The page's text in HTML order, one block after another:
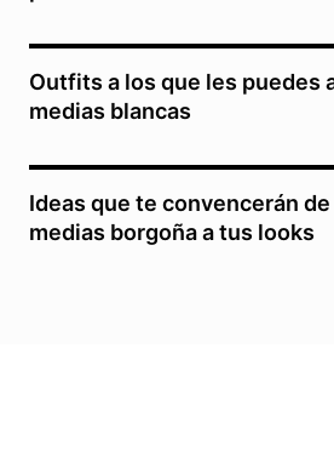
Outfits a los que les puedes
medias blancas
Ideas que te convencerán
medias borgoña a tus looks